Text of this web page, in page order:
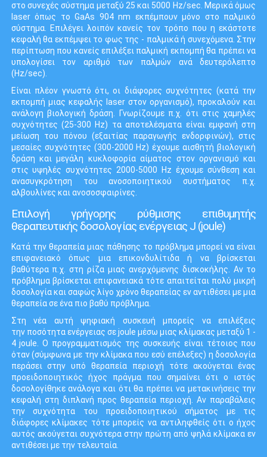
στο συνεχές σύστημα μεταξύ 25 και 5000 Hz/sec. Μερικά όμως
laser όπως το GaAs 904 nm εκπέμπουν μόνο στο παλμικό
σύστημα. Επιλέγει λοιπόν κανείς τον τρόπο που η εκάστοτε
κεφαλή θα εκπέμψει το φως της - παλμικά ή συνεχόμενα. Στην
περίπτωση που κανείς επιλέξει παλμική εκπομπή θα πρέπει να
υπολογίσει τον αριθμό των παλμών ανά δευτερόλεπτο
(Hz/sec).
Είναι πλέον γνωστό ότι, οι διάφορες συχνότητες (κατά την
εκπομπή μιας κεφαλής laser στον οργανισμό), προκαλούν και
ανάλογη βιολογική δράση. Γνωρίζουμε π.χ. ότι στις χαμηλές
συχνότητες (25-300 Hz) τα αποτελέσματα είναι εμφανή στη
μείωση του πόνου (εξαιτίας παραγωγής ενδορφινών), στις
μεσαίες συχνότητες (300-2000 Hz) έχουμε αισθητή βιολογική
δράση και μεγάλη κυκλοφορία αίματος στον οργανισμό και
στις υψηλές συχνότητες 2000-5000 Hz έχουμε σύνθεση και
ανασυγκρότηση του ανοσοποιητικού συστήματος π.χ.
αλβουλίνες και ανοσοσφαιρίνες.
Επιλογή γρήγορης ρύθμισης επιθυμητής
θεραπευτικής δοσολογίας ενέργειας J (joule)
Κατά την θεραπεία μιας πάθησης το πρόβλημα μπορεί να είναι
επιφανειακό όπως μια επικονδυλίτιδα ή να βρίσκεται
βαθύτερα π.χ. στη ρίζα μιας ανερχόμενης δισκοκήλης. Αν το
πρόβλημα βρίσκεται επιφανειακά τότε απαιτείται πολύ μικρή
δοσολογία και σαφώς λίγο χρόνο θεραπείας εν αντιθέσει με μια
θεραπεία σε ένα πιο βαθύ πρόβλημα.
Στη νέα αυτή ψηφιακή συσκευή μπορείς να επιλέξεις
την ποσότητα ενέργειας σε joule μέσω μιας κλίμακας μεταξύ 1 -
4 joule. Ο προγραμματισμός της συσκευής είναι τέτοιος που
όταν (σύμφωνα με την κλίμακα που εσύ επέλεξες) η δοσολογία
περάσει στην υπό θεραπεία περιοχή τότε ακούγεται ένας
προειδοποιητικός ήχος πράγμα που σημαίνει ότι ο ιστός
δοσολογίθηκε ανάλογα και ότι θα πρέπει να μετακινήσεις την
κεφαλή στη διπλανή προς θεραπεία περιοχή. Αν παραβάλεις
την συχνότητα του προειδοποιητικού σήματος με τις
διάφορες κλίμακες τότε μπορείς να αντιληφθείς ότι ο ήχος
αυτός ακούγεται συχνότερα στην πρώτη από ψηλά κλίμακα εν
αντιθέσει με την τελευταία.